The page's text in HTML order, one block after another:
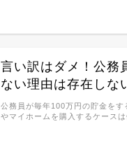
言い訳はダメ！公務
ない理由は存在しな
公務員が毎年100万円の貯金を
やマイホームを購入するケース